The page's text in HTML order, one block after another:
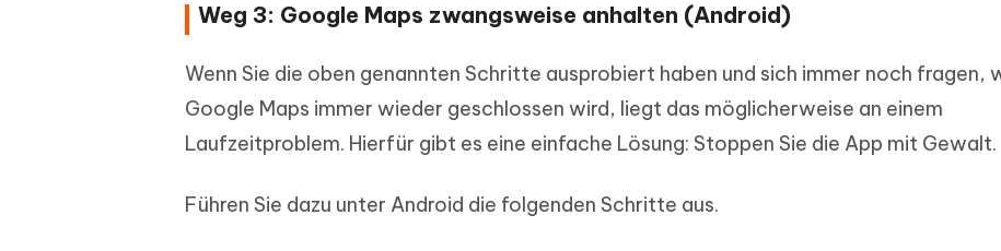
Weg 3: Google Maps zwangsweise anhalten (Android)
Wenn Sie die oben genannten Schritte ausprobiert haben und sich immer noch fragen,
Google Maps immer wieder geschlossen wird, liegt das möglicherweise an einem
Laufzeitproblem. Hierfür gibt es eine einfache Lösung: Stoppen Sie die App mit Gewalt.
Führen Sie dazu unter Android die folgenden Schritte aus.